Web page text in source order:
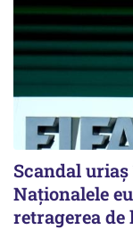
Scandal uriaş
Naţionalele
retragerea